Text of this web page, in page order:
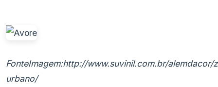
FonteImagem:http://www.suvinil.com.br/alemdacor/
urbano/